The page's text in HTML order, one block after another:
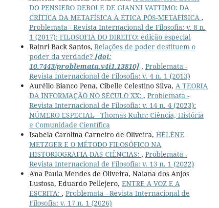
DO PENSIERO DEBOLE DE GIANNI VATTIMO: DA
CRÍTICA DA METAFÍSICA À ÉTICA PÓS-METAFÍSICA ,
Problemata - Revista Internacional de Filosofia: v. 8 n.
1 (2017): FILOSOFIA DO DIREITO: edição especial
Rainri Back Santos, Relações de poder destituem o
poder da verdade? [doi:
10.7443/problemata.v4i1.13810], Problemata -
Revista Internacional de Filosofia: v. 4 n. 1 (2013)
Aurélio Bianco Pena, Cibelle Celestino Silva, A TEORIA
DA INFORMAÇÃO NO SÉCULO XX: , Problemata -
Revista Internacional de Filosofia: v. 14 n. 4 (2023):
NÚMERO ESPECIAL - Thomas Kuhn: Ciência, História
e Comunidade Científica
Isabela Carolina Carneiro de Oliveira, HÉLÈNE
METZGER E O MÉTODO FILOSÓFICO NA
HISTORIOGRAFIA DAS CIÊNCIAS: , Problemata -
Revista Internacional de Filosofia: v. 13 n. 1 (2022)
Ana Paula Mendes de Oliveira, Naiana dos Anjos
Lustosa, Eduardo Pellejero, ENTRE A VOZ E A
ESCRITA: , Problemata - Revista Internacional de
Filosofia: v. 17 n. 1 (2026)